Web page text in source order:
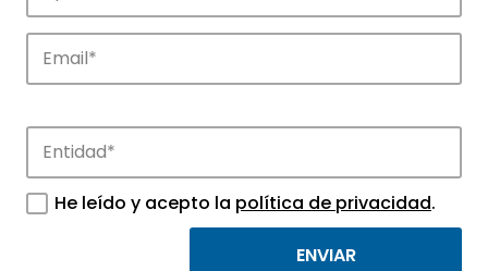
Conoce las noticias más destacadas de
APTE y sus parques científicos y
El desarrollo de
He leído y acepto la política de privacidad.